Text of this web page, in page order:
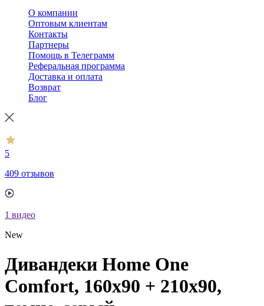
О компании
Оптовым клиентам
Контакты
Партнеры
Помощь в Телеграмм
Реферальная программа
Доставка и оплата
Возврат
Блог
5
409 отзывов
1 видео
New
Дивандеки Home One
Comfort, 160x90 + 210x90,